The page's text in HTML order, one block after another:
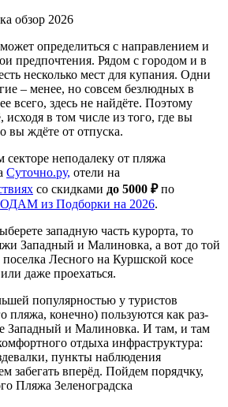
определиться с направлением и
предпочтения. Рядом с городом и в
несколько мест для купания. Одни
– менее, но совсем безлюдных в
всего, здесь не найдёте. Поэтому
исходя в том числе из того, где вы
вы ждёте от отпуска.
неподалеку от пляжа
Суточно.ру, отели на
со скидками до 5000 ₽по
из Подборки на 2026.
западную часть курорта, то
Западный и Малиновка, а вот до той
Лесного на Куршской косе
даже проехаться.
популярностью у туристов
пляжа, конечно) пользуются как раз-
Западный и Малиновка. И там, и там
отдыха инфраструктура:
пункты наблюдения
забегать вперёд. Пойдем порядчку,
Пляжа Зеленоградска